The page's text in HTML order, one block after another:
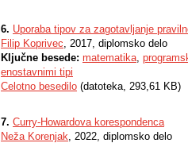
6. Uporaba tipov za zagotavljanje
Filip Koprivec, 2017, diplomsko delo
Ključne besede: matematika,
enostavnimi tipi
Celotno besedilo (datoteka, 293,61 KB)
7. Curry-Howardova korespondenca
Neža Korenjak, 2022, diplomsko delo